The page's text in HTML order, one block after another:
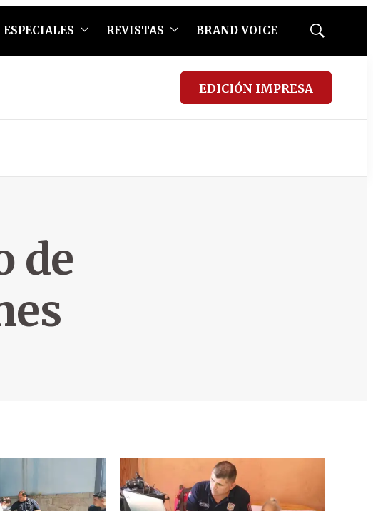
ESPECIALES REVISTAS BRAND VOICE
Mostrar
EDICIÓN IMPRESA
de